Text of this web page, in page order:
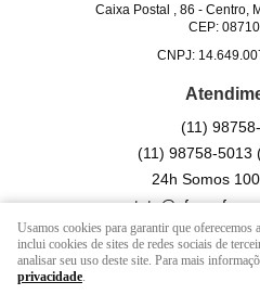
Caixa Postal , 86 -Centro,
CEP:
CNPJ:
(11)
(11) 98758-5013
24h Somos
LOJA VIRTUAL CRIADA POR
Usamos cookies para garantir que oferecemos
inclui cookies de sites de redes sociais de
analisar seu uso deste site. Para mais
privacidade.